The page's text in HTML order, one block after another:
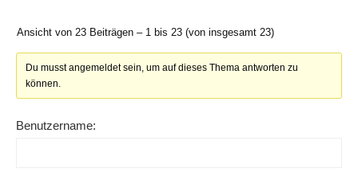
Ansicht von 23 Beiträgen – 1 bis 23 (von insgesamt 23)
Du musst angemeldet sein, um auf dieses Thema antworten zu
können.
Benutzername: